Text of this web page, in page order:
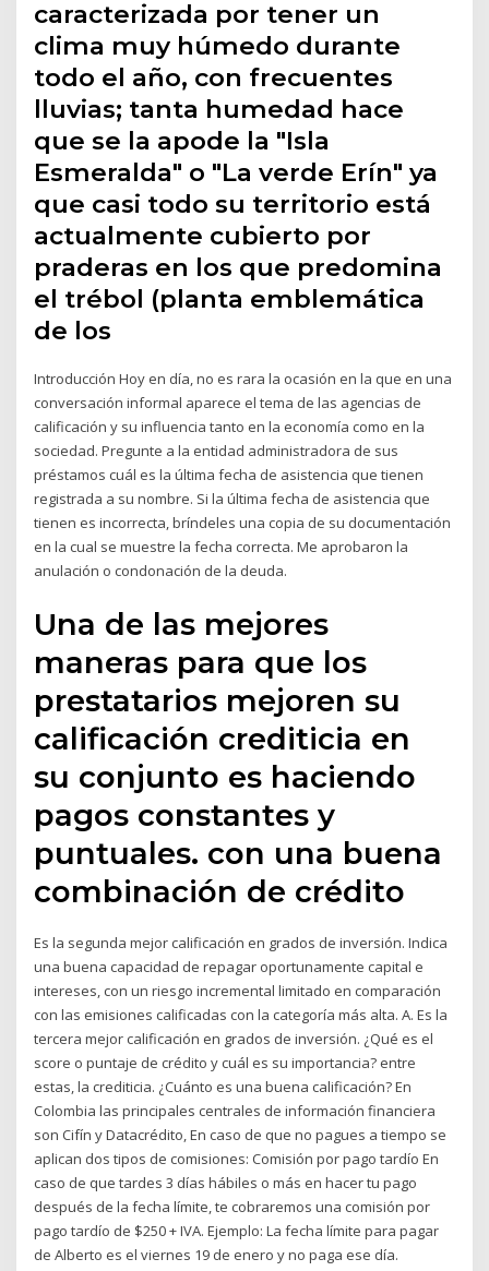
caracterizada por tener un
clima muy húmedo durante
todo el año, con frecuentes
lluvias; tanta humedad hace
que se la apode la "Isla
Esmeralda" o "La verde Erín" ya
que casi todo su territorio está
actualmente cubierto por
praderas en los que predomina
el trébol (planta emblemática
de los
Introducción Hoy en día, no es rara la ocasión en la que en una
conversación informal aparece el tema de las agencias de
calificación y su influencia tanto en la economía como en la
sociedad. Pregunte a la entidad administradora de sus
préstamos cuál es la última fecha de asistencia que tienen
registrada a su nombre. Si la última fecha de asistencia que
tienen es incorrecta, bríndeles una copia de su documentación
en la cual se muestre la fecha correcta. Me aprobaron la
anulación o condonación de la deuda.
Una de las mejores
maneras para que los
prestatarios mejoren su
calificación crediticia en
su conjunto es haciendo
pagos constantes y
puntuales. con una buena
combinación de crédito
Es la segunda mejor calificación en grados de inversión. Indica
una buena capacidad de repagar oportunamente capital e
intereses, con un riesgo incremental limitado en comparación
con las emisiones calificadas con la categoría más alta. A. Es la
tercera mejor calificación en grados de inversión. ¿Qué es el
score o puntaje de crédito y cuál es su importancia? entre
estas, la crediticia. ¿Cuánto es una buena calificación? En
Colombia las principales centrales de información financiera
son Cifín y Datacrédito, En caso de que no pagues a tiempo se
aplican dos tipos de comisiones: Comisión por pago tardío En
caso de que tardes 3 días hábiles o más en hacer tu pago
después de la fecha límite, te cobraremos una comisión por
pago tardío de $250 + IVA. Ejemplo: La fecha límite para pagar
de Alberto es el viernes 19 de enero y no paga ese día.